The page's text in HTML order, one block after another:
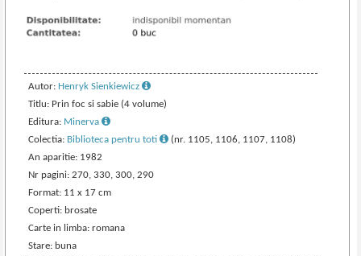
Autor: Henryk Sienkiewicz
Titlu: Prin foc si sabie (4 volume)
Editura: Minerva
Colectia: Biblioteca pentru toti
(nr. 1105, 1106, 1107, 1108)
An aparitie: 1982
Nr pagini: 270, 330, 300, 290
Format: 11 x 17 cm
Coperti: brosate
Carte in limba: romana
Stare: buna